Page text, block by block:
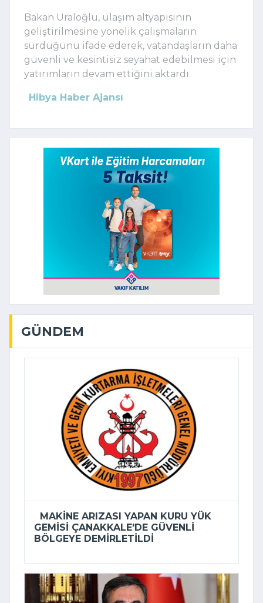
Bakan Uraloğlu, ulaşım altyapısının
geliştirilmesine yönelik çalışmaların
sürdüğünü ifade ederek, vatandaşların daha
güvenli ve kesintisiz seyahat edebilmesi için
yatırımların devam ettiğini aktardı.
Hibya Haber Ajansı
GÜNDEM
MAKINE ARIZASI YAPAN KURU YÜK
GEMISI ÇANAKKALE'DE GÜVENLI
BÖLGEYE DEMIRLETILDI